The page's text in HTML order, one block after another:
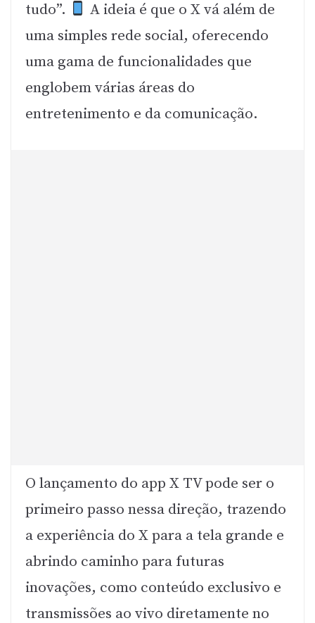
tudo”.
A ideia é que o X vá além de
uma simples rede social, oferecendo
uma gama de funcionalidades que
englobem várias áreas do
entretenimento e da comunicação.
O lançamento do app X TV pode ser o
primeiro passo nessa direção, trazendo
a experiência do X para a tela grande e
abrindo caminho para futuras
inovações, como conteúdo exclusivo e
transmissões ao vivo diretamente no